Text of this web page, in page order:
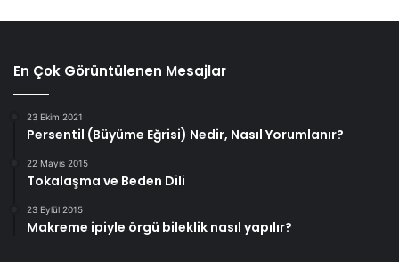
En Çok Görüntülenen Mesajlar
23 Ekim 2021
Persentil (Büyüme Eğrisi) Nedir, Nasıl Yorumlanır?
22 Mayıs 2015
Tokalaşma ve Beden Dili
23 Eylül 2015
Makreme ipiyle örgü bileklik nasıl yapılır?